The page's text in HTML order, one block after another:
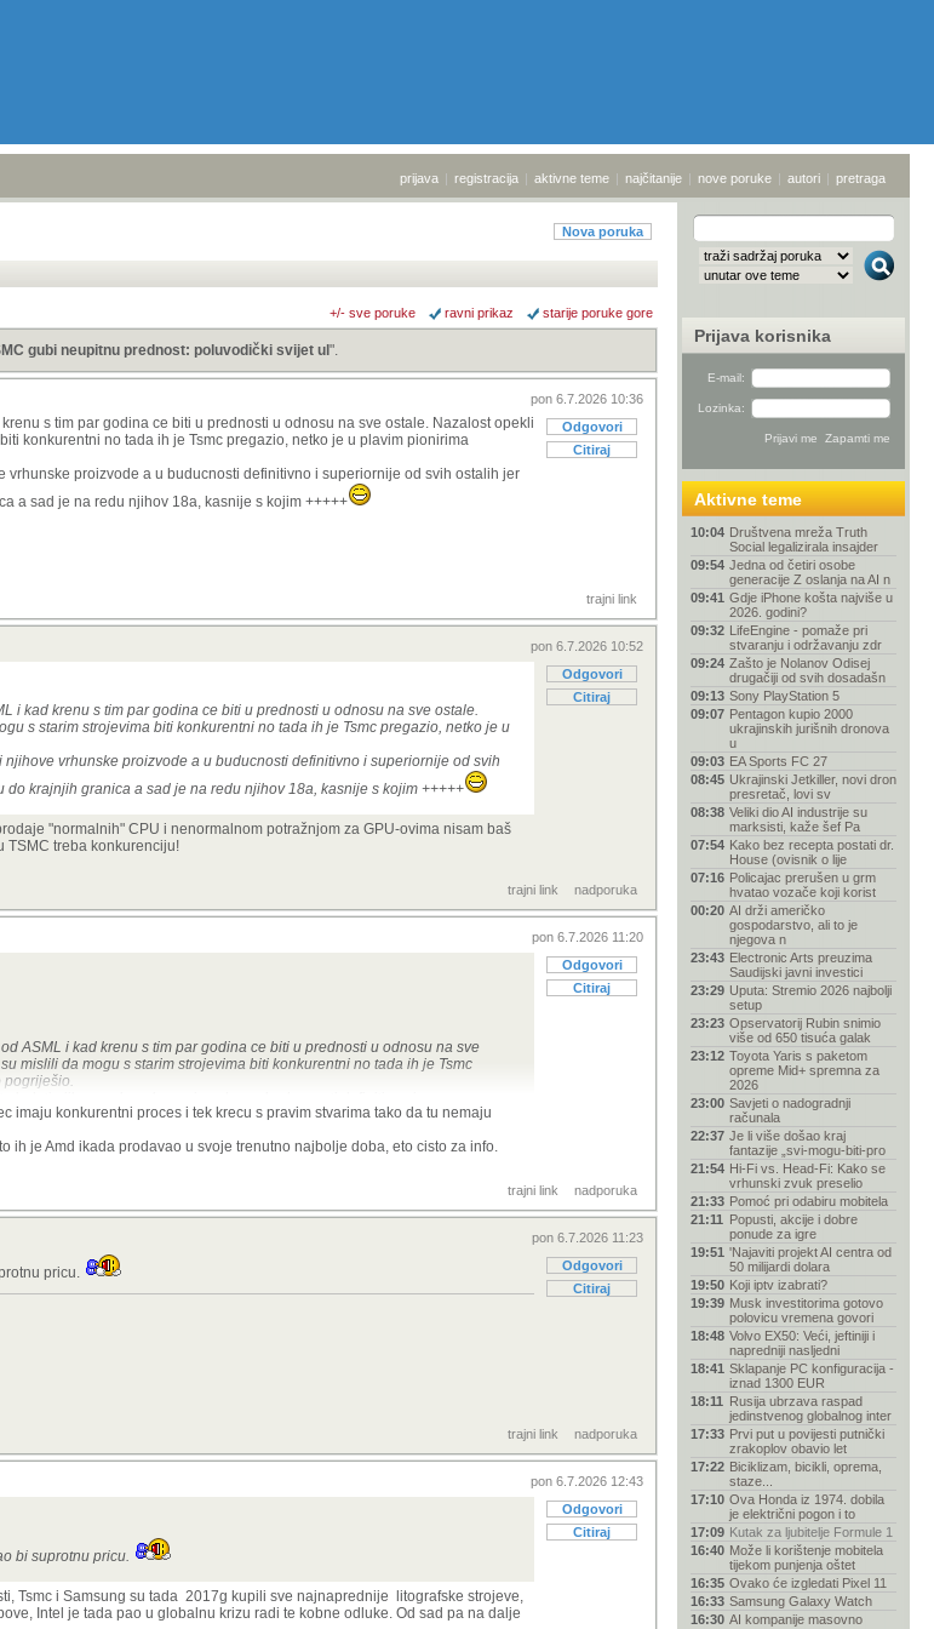
prijava | registracija | aktivne teme | najčitanije | nove poruke | autori | pretraga
Nova poruka
+/- sve poruke ravni prikaz starije poruke gore
gubi neupitnu prednost: poluvodički svijet ul ".
pon 6.7.2026 10:36
Odgovori
Citiraj
s tim par godina ce biti u prednosti u odnosu na sve ostale. Nazalost opekli
konkurentni no tada ih je Tsmc pregazio, netko je u plavim pionirima
proizvode a u buducnosti definitivno i superiornije od svih ostalih jer
a sad je na redu njihov 18a, kasnije s kojim +++++
trajni link
pon 6.7.2026 10:52
Odgovori
Citiraj
i kad krenu s tim par godina ce biti u prednosti u odnosu na sve ostale.
s starim strojevima biti konkurentni no tada ih je Tsmc pregazio, netko je u
vrhunske proizvode a u buducnosti definitivno i superiornije od svih
krajnjih granica a sad je na redu njihov 18a, kasnije s kojim +++++
"normalnih" CPU i nenormalnom potražnjom za GPU-ovima nisam baš
TSMC treba konkurenciju!
trajni link nadporuka
pon 6.7.2026 11:20
Odgovori
Citiraj
ASML i kad krenu s tim par godina ce biti u prednosti u odnosu na sve
mislili da mogu s starim strojevima biti konkurentni no tada ih je Tsmc
pogriješio.
rade izmuzu tu tehnologiju do krajnjih granica a sad je na redu njihov
prodaje "normalnih" CPU i nenormalnom potražnjom za GPU-ovima
svakom slučaju TSMC treba konkurenciju!
imaju konkurentni proces i tek krecu s pravim stvarima tako da tu nemaju
ih je Amd ikada prodavao u svoje trenutno najbolje doba, eto cisto za info.
trajni link nadporuka
pon 6.7.2026 11:23
Odgovori
Citiraj
pricu.
trajni link nadporuka
pon 6.7.2026 12:43
Odgovori
Citiraj
bi suprotnu pricu.
Tsmc i Samsung su tada 2017g kupili sve najnaprednije litografske strojeve,
Intel je tada pao u globalnu krizu radi te kobne odluke. Od sad pa na dalje
Prijava korisnika
E-mail:
Lozinka:
Aktivne teme
10:04 Društvena mreža Truth
Social legalizirala insajder
09:54 Jedna od četiri osobe
generacije Z oslanja na AI n
09:41 Gdje iPhone košta najviše u
2026. godini?
09:32 LifeEngine - pomaže pri
stvaranju i održavanju zdr
09:24 Zašto je Nolanov Odisej
drugačiji od svih dosadašn
09:13 Sony PlayStation 5
09:07 Pentagon kupio 2000
ukrajinskih jurišnih dronova
u
09:03 EA Sports FC 27
08:45 Ukrajinski Jetkiller, novi dron
presretač, lovi sv
08:38 Veliki dio AI industrije su
marksisti, kaže šef Pa
07:54 Kako bez recepta postati dr.
House (ovisnik o lije
07:16 Policajac prerušen u grm
hvatao vozače koji korist
00:20 AI drži američko
gospodarstvo, ali to je
njegova n
23:43 Electronic Arts preuzima
Saudijski javni investici
23:29 Uputa: Stremio 2026 najbolji
setup
23:23 Opservatorij Rubin snimio
više od 650 tisuća galak
23:12 Toyota Yaris s paketom
opreme Mid+ spremna za
2026
23:00 Savjeti o nadogradnji
računala
22:37 Je li više došao kraj
fantazije „svi-mogu-biti-pro
21:54 Hi-Fi vs. Head-Fi: Kako se
vrhunski zvuk preselio
21:33 Pomoć pri odabiru mobitela
21:11 Popusti, akcije i dobre
ponude za igre
19:51 'Najaviti projekt AI centra od
50 milijardi dolara
19:50 Koji iptv izabrati?
19:39 Musk investitorima gotovo
polovicu vremena govori
18:48 Volvo EX50: Veći, jeftiniji i
napredniji nasljedni
18:41 Sklapanje PC konfiguracija -
iznad 1300 EUR
18:11 Rusija ubrzava raspad
jedinstvenog globalnog inter
17:33 Prvi put u povijesti putnički
zrakoplov obavio let
17:22 Biciklizam, bicikli, oprema,
staze...
17:10 Ova Honda iz 1974. dobila
je električni pogon i to
17:09 Kutak za ljubitelje Formule 1
16:40 Može li korištenje mobitela
tijekom punjenja oštet
16:35 Ovako će izgledati Pixel 11
16:33 Samsung Galaxy Watch
16:30 AI kompanije masovno